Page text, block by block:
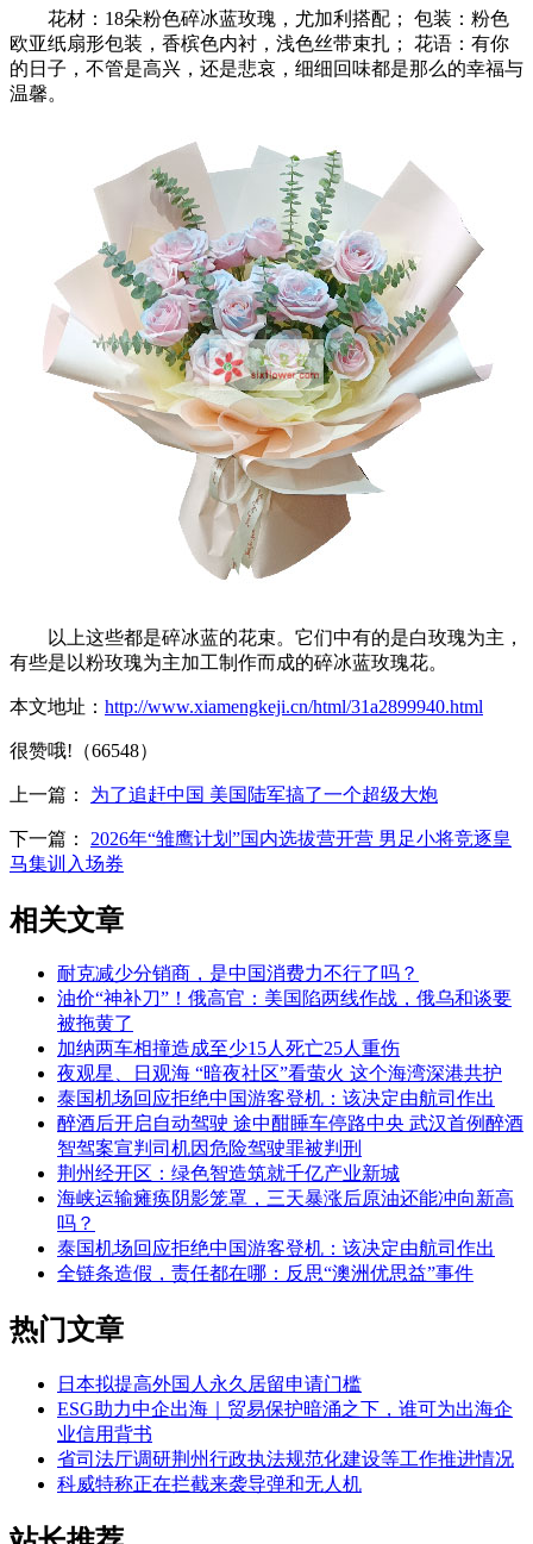
花材：18朵粉色碎冰蓝玫瑰，尤加利搭配； 包装：粉色
欧亚纸扇形包装，香槟色内衬，浅色丝带束扎； 花语：有你
的日子，不管是高兴，还是悲哀，细细回味都是那么的幸福与
温馨。
以上这些都是碎冰蓝的花束。它们中有的是白玫瑰为主，
有些是以粉玫瑰为主加工制作而成的碎冰蓝玫瑰花。
本文地址： http://www.xiamengkeji.cn/html/31a2899940.html
很赞哦!（66548）
上一篇： 为了追赶中国 美国陆军搞了一个超级大炮
下一篇： 2026年“雏鹰计划”国内选拔营开营 男足小将竞逐皇
马集训入场券
相关文章
耐克减少分销商，是中国消费力不行了吗？
油价“神补刀”！俄高官：美国陷两线作战，俄乌和谈要
被拖黄了
加纳两车相撞造成至少15人死亡25人重伤
夜观星、日观海 “暗夜社区”看萤火 这个海湾深港共护
泰国机场回应拒绝中国游客登机：该决定由航司作出
醉酒后开启自动驾驶 途中酣睡车停路中央 武汉首例醉酒
智驾案宣判司机因危险驾驶罪被判刑
荆州经开区：绿色智造筑就千亿产业新城
海峡运输瘫痪阴影笼罩，三天暴涨后原油还能冲向新高
吗？
泰国机场回应拒绝中国游客登机：该决定由航司作出
全链条造假，责任都在哪：反思“澳洲优思益”事件
热门文章
日本拟提高外国人永久居留申请门槛
ESG助力中企出海｜贸易保护暗涌之下，谁可为出海企
业信用背书
省司法厅调研荆州行政执法规范化建设等工作推进情况
科威特称正在拦截来袭导弹和无人机